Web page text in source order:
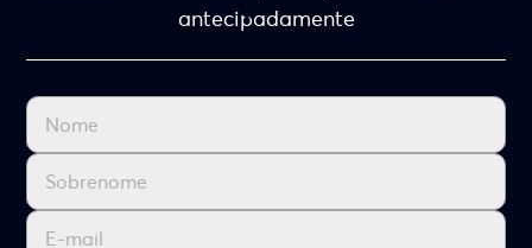
antecipadamente